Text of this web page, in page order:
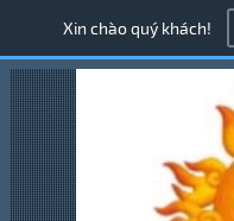
Xin chào quý khách!